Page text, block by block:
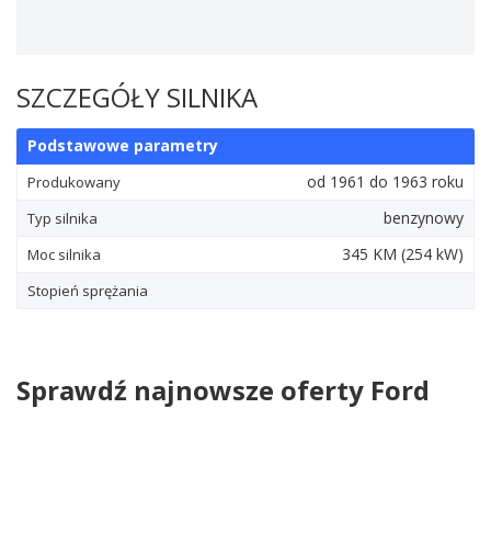
SZCZEGÓŁY SILNIKA
Podstawowe parametry
Produkowany od 1961 do 1963 roku
Typ silnika benzynowy
Moc silnika 345 KM (254 kW)
Stopień sprężania
Sprawdź najnowsze oferty Ford